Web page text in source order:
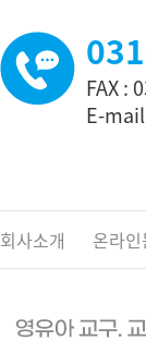
FAX :
E-
회사소개 온라인